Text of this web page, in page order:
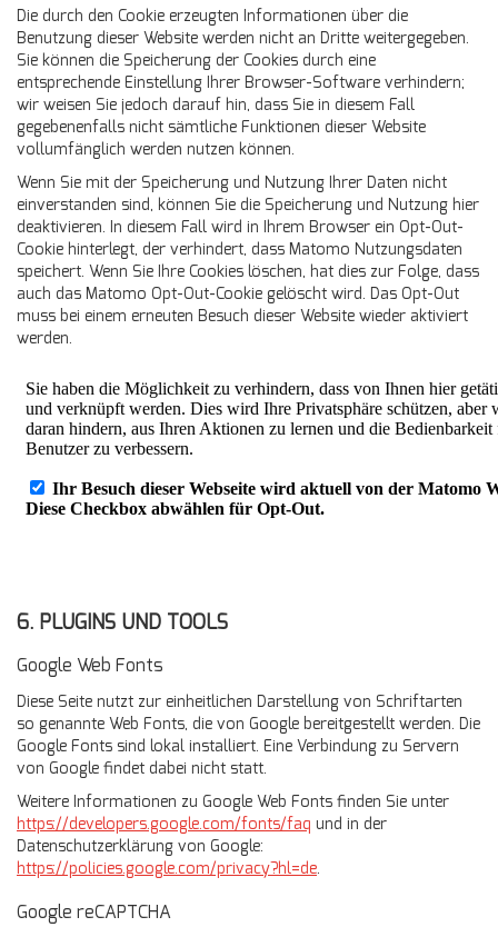
Die durch den Cookie erzeugten Informationen über die
Benutzung dieser Website werden nicht an Dritte weitergegeben.
Sie können die Speicherung der Cookies durch eine
entsprechende Einstellung Ihrer Browser-Software verhindern;
wir weisen Sie jedoch darauf hin, dass Sie in diesem Fall
gegebenenfalls nicht sämtliche Funktionen dieser Website
vollumfänglich werden nutzen können.
Wenn Sie mit der Speicherung und Nutzung Ihrer Daten nicht
einverstanden sind, können Sie die Speicherung und Nutzung hier
deaktivieren. In diesem Fall wird in Ihrem Browser ein Opt-Out-
Cookie hinterlegt, der verhindert, dass Matomo Nutzungsdaten
speichert. Wenn Sie Ihre Cookies löschen, hat dies zur Folge, dass
auch das Matomo Opt-Out-Cookie gelöscht wird. Das Opt-Out
muss bei einem erneuten Besuch dieser Website wieder aktiviert
werden.
6. PLUGINS UND TOOLS
Google Web Fonts
Diese Seite nutzt zur einheitlichen Darstellung von Schriftarten
so genannte Web Fonts, die von Google bereitgestellt werden. Die
Google Fonts sind lokal installiert. Eine Verbindung zu Servern
von Google findet dabei nicht statt.
Weitere Informationen zu Google Web Fonts finden Sie unter
https://developers.google.com/fonts/faq und in der
Datenschutzerklärung von Google:
https://policies.google.com/privacy?hl=de.
Google reCAPTCHA